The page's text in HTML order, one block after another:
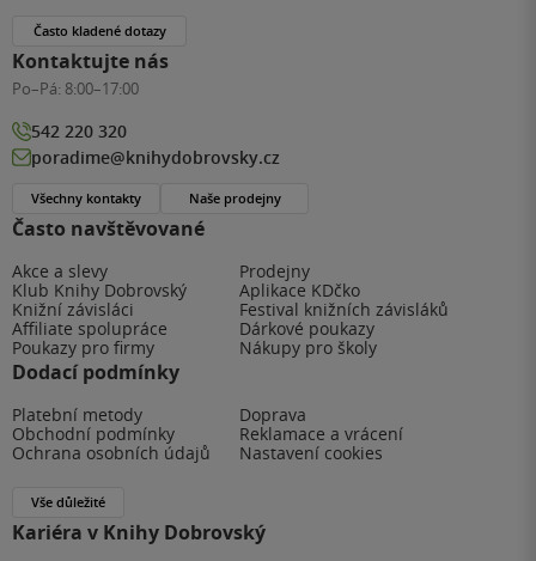
Často navštěvované
Akce a slevy
Prodejny
Klub Knihy Dobrovský
Aplikace KDčko
Knižní závisláci
Festival knižních závisláků
Affiliate spolupráce
Dárkové poukazy
Poukazy pro firmy
Nákupy pro školy
Dodací podmínky
Platební metody
Doprava
Obchodní podmínky
Reklamace a vrácení
Ochrana osobních údajů
Nastavení cookies
Vše důležité
Kariéra v Knihy Dobrovský
Často kladené dotazy
Kontaktujte nás
Po–Pá: 8:00–17:00
542 220 320
poradime@knihydobrovsky.cz
Všechny kontakty Naše prodejny